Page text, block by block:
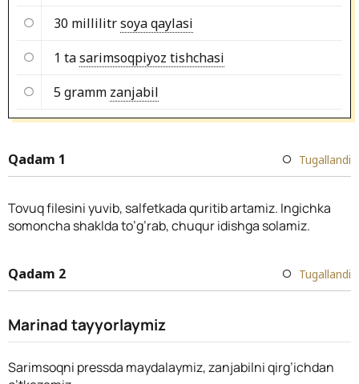
30 millilitrsoya qaylasi
1 tasarimsoqpiyoz tishchasi
5 gramm zanjabil
Qadam 1 Tugallandi
Tovuq filesini yuvib, salfetkada quritib artamiz. Ingichka
somoncha shaklda to’g’rab, chuqur idishga solamiz.
Qadam 2 Tugallandi
Marinad tayyorlaymiz
Sarimsoqni pressda maydalaymiz, zanjabilni qirg’ichdan